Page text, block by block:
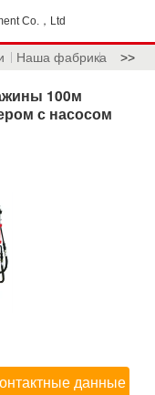
Co.，Ltd
Наша фабрика >>
100м
с насосом
данные